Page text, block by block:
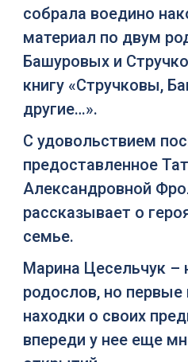
собрала воедино
материал по двум
Башуровых и
книгу «Стручковы,
другие…».
С удовольствием
предоставленное
Александровной
рассказывает о
семье.
Марина Цесельчук –
родослов, но первые
находки о своих
впереди у нее еще